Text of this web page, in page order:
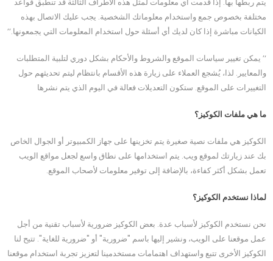
مختلفة بخصوص جمع واستخدام معلوماتك الشخصية. يجب عليك الاتصال بهذه
الكيانات مباشرة إذا كان لديك أي أسئلة حول استخدام المعلومات التي يجمعونها.’’
‘’ يمكن تغيير سياسات الموقع والشروط والأحكام بشكل دوري لتلبية المتطلبات
والمعايير. لذا، يُشجع العملاء على زيارة هذه الأقسام بانتظام ليتم تحديثهم حول
التغييرات على الموقع. ستكون التعديلات فعالة في اليوم الذي يتم نشرها
ما هي ملفات الكوكيز؟
الكوكيز هي ملفات نصية صغيرة يتم تخزينها على جهاز الكمبيوتر أو الجوال الخاص
بك عند زيارتك لموقع ويب. يتم استخدامها على نطاق واسع لجعل مواقع الويب
تعمل بشكل أكثر كفاءة، بالإضافة إلى توفير معلومات لأصحاب الموقع.
لماذا نستخدم الكوكيز؟
نحن نستخدم الكوكيز لأسباب عدة. بعض الكوكيز ضرورية لأسباب تقنية من أجل
عمل موقعنا على الويب، ونشير إليها باسم "ضرورية" أو "ضرورية للغاية". تتيح لنا
الكوكيز الأخرى تتبع واستهداف اهتمامات مستخدمينا لتعزيز تجربة استخدام موقعنا